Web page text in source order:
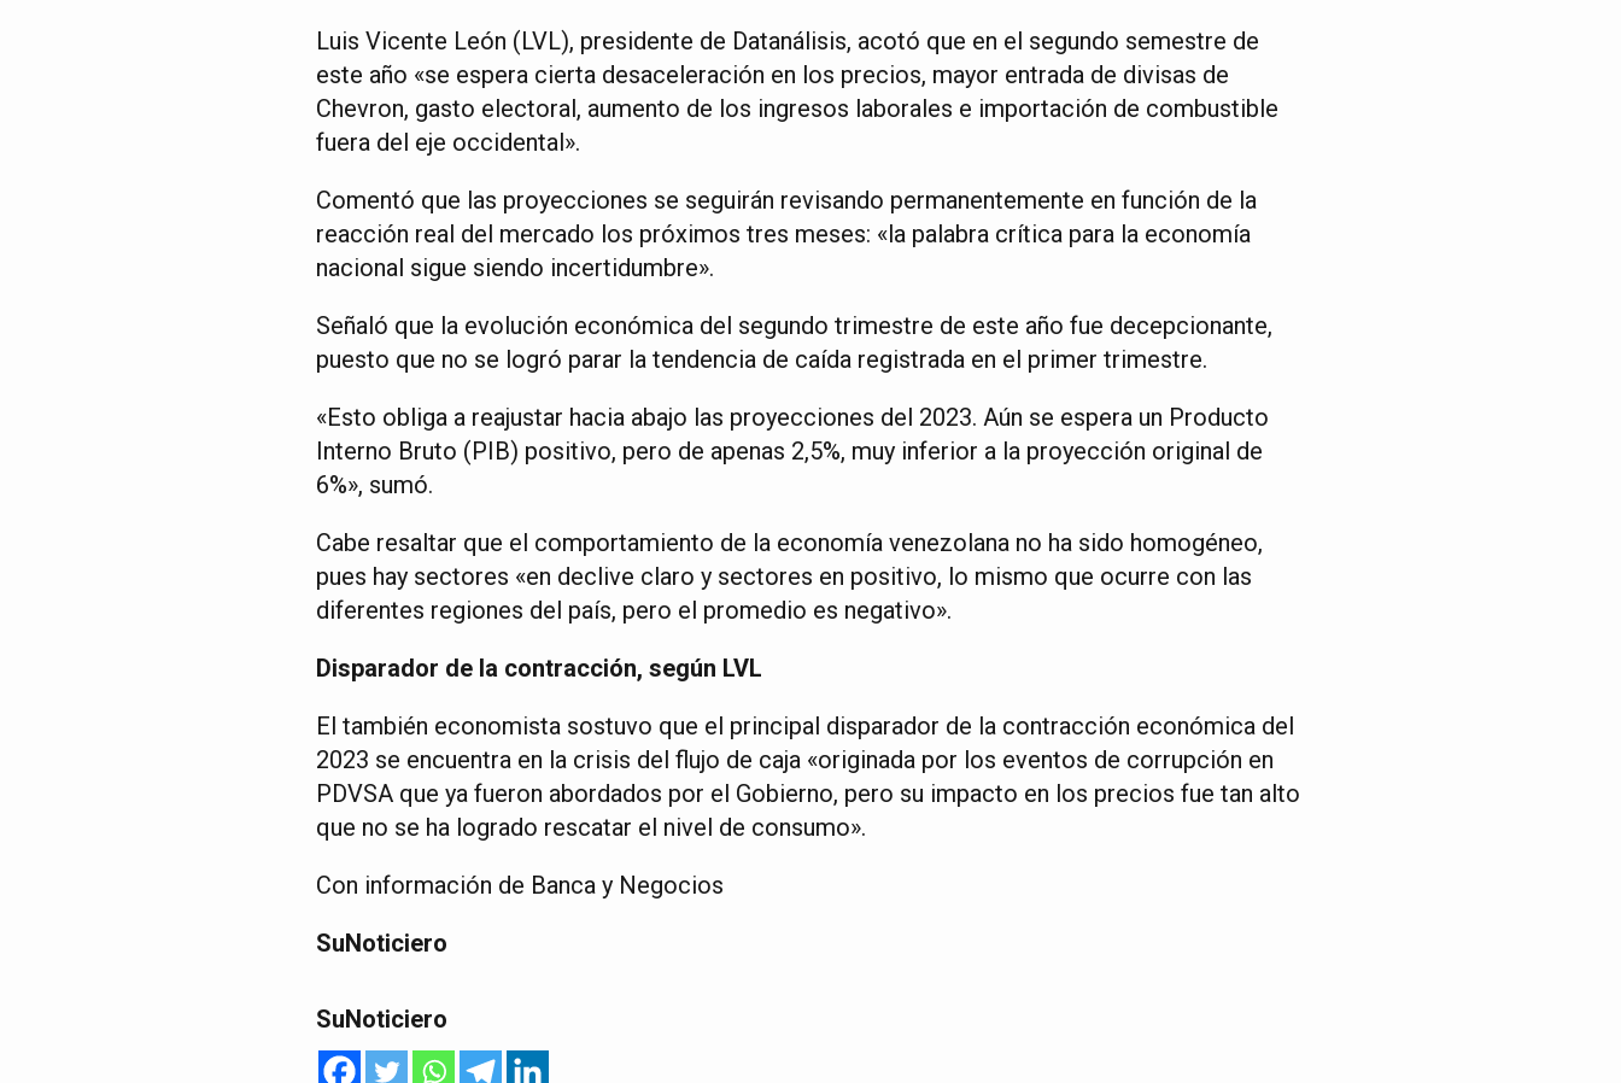
Luis Vicente León (LVL), presidente de Datanálisis, acotó que en el segundo semestre de
este año «se espera cierta desaceleración en los precios, mayor entrada de divisas de
Chevron, gasto electoral, aumento de los ingresos laborales e importación de combustible
fuera del eje occidental».
Comentó que las proyecciones se seguirán revisando permanentemente en función de la
reacción real del mercado los próximos tres meses: «la palabra crítica para la economía
nacional sigue siendo incertidumbre».
Señaló que la evolución económica del segundo trimestre de este año fue decepcionante,
puesto que no se logró parar la tendencia de caída registrada en el primer trimestre.
«Esto obliga a reajustar hacia abajo las proyecciones del 2023. Aún se espera un Producto
Interno Bruto (PIB) positivo, pero de apenas 2,5%, muy inferior a la proyección original de
6%», sumó.
Cabe resaltar que el comportamiento de la economía venezolana no ha sido homogéneo,
pues hay sectores «en declive claro y sectores en positivo, lo mismo que ocurre con las
diferentes regiones del país, pero el promedio es negativo».
Disparador de la contracción, según LVL
El también economista sostuvo que el principal disparador de la contracción económica del
2023 se encuentra en la crisis del flujo de caja «originada por los eventos de corrupción en
PDVSA que ya fueron abordados por el Gobierno, pero su impacto en los precios fue tan alto
que no se ha logrado rescatar el nivel de consumo».
Con información de Banca y Negocios
SuNoticiero
SuNoticiero